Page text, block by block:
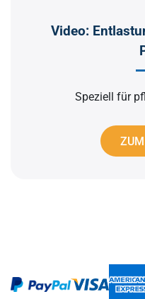
Video:
Speziell für